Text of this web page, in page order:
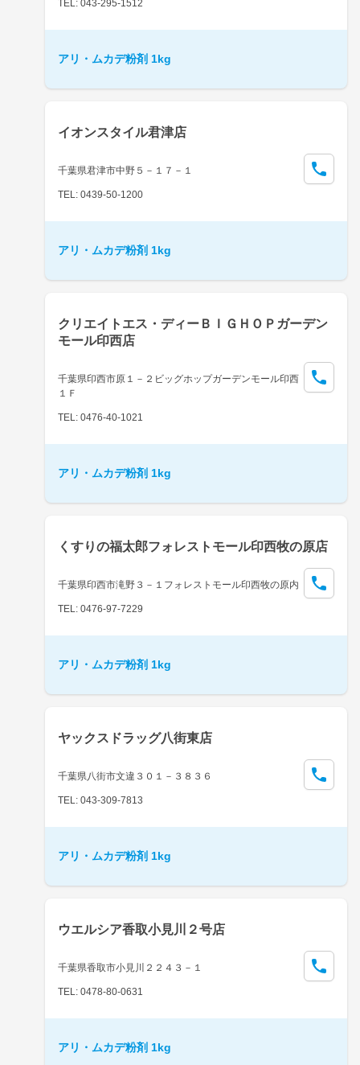
TEL: 043-295-1512
アリ・ムカデ粉剤 1kg
イオンスタイル君津店
千葉県君津市中野５－１７－１
TEL: 0439-50-1200
アリ・ムカデ粉剤 1kg
クリエイトエス・ディーＢＩＧＨＯＰガーデン
モール印西店
千葉県印西市原１－２ビッグホップガーデンモール印西
１Ｆ
TEL: 0476-40-1021
アリ・ムカデ粉剤 1kg
くすりの福太郎フォレストモール印西牧の原店
千葉県印西市滝野３－１フォレストモール印西牧の原内
TEL: 0476-97-7229
アリ・ムカデ粉剤 1kg
ヤックスドラッグ八街東店
千葉県八街市文違３０１－３８３６
TEL: 043-309-7813
アリ・ムカデ粉剤 1kg
ウエルシア香取小見川２号店
千葉県香取市小見川２２４３－１
TEL: 0478-80-0631
アリ・ムカデ粉剤 1kg